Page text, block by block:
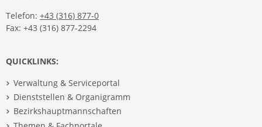
Telefon: +43 (316) 877-0
Fax: +43 (316) 877-2294
QUICKLINKS:
Verwaltung & Serviceportal
Dienststellen & Organigramm
Bezirkshauptmannschaften